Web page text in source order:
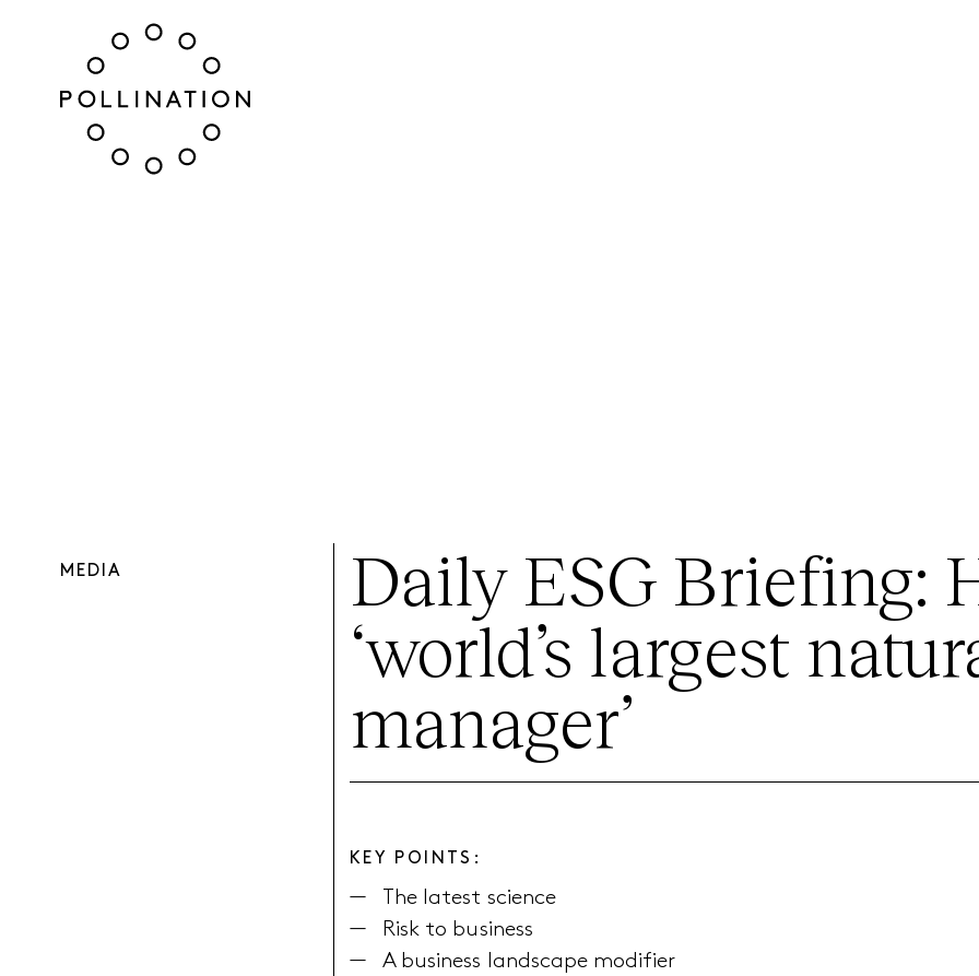
MEDIA
Daily ESG Briefing:
‘world’s largest
manager’
KEY POINTS:
The latest science
Risk to business
A business landscape modifier